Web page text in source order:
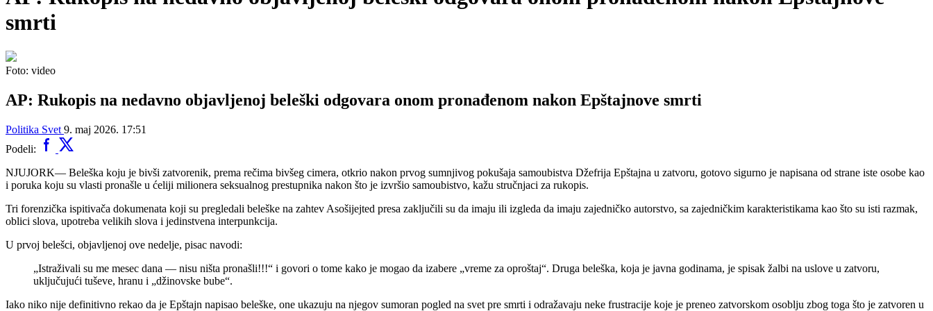
smrti
Foto: video
AP: Rukopis na nedavno objavljenoj beleški odgovara onom pronađenom nakon Epštajnove smrti
Politika Svet 9. maj 2026. 17:51
Podeli:
NJUJORK— Beleška koju je bivši zatvorenik, prema rečima bivšeg cimera, otkrio nakon prvog sumnjivog pokušaja samoubistva Džefrija Epštajna u zatvoru, gotovo sigurno je napisana od strane iste osobe kao
i poruka koju su vlasti pronašle u ćeliji milionera seksualnog prestupnika nakon što je izvršio samoubistvo, kažu stručnjaci za rukopis.
Tri forenzička ispitivača dokumenata koji su pregledali beleške na zahtev Asošijejted presa zaključili su da imaju ili izgleda da imaju zajedničko autorstvo, sa zajedničkim karakteristikama kao što su isti razmak,
oblici slova, upotreba velikih slova i jedinstvena interpunkcija.
U prvoj belešci, objavljenoj ove nedelje, pisac navodi:
„Istraživali su me mesec dana — nisu ništa pronašli!!!“ i govori o tome kako je mogao da izabere „vreme za oproštaj“. Druga beleška, koja je javna godinama, je spisak žalbi na uslove u zatvoru,
uključujući tuševe, hranu i „džinovske bube“.
Iako niko nije definitivno rekao da je Epštajn napisao beleške, one ukazuju na njegov sumoran pogled na svet pre smrti i odražavaju neke frustracije koje je preneo zatvorskom osoblju zbog toga što je zatvoren u